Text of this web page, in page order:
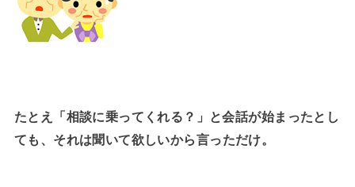
たとえ「相談に乗ってくれる？」と会話が始まったとし
ても、 それは聞いて欲しいから言っただけ。